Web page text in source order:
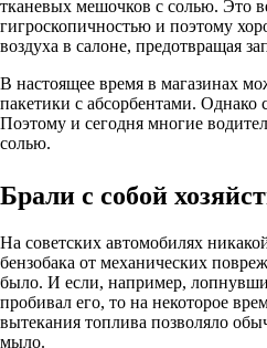
тканевых мешочков с солью. Это
гигроскопичностью и поэтому
воздуха в салоне, предотвращая
В настоящее время в магазинах
пакетики с абсорбентами. Однако
Поэтому и сегодня многие
солью.
Брали с собой
На советских автомобилях
бензобака от механических
было. И если, например,
пробивал его, то на некоторое
вытекания топлива позволяло
мыло.